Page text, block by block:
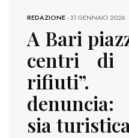
REDAZIONE-31 GENNAIO 2026
A Bari
centri di
sia